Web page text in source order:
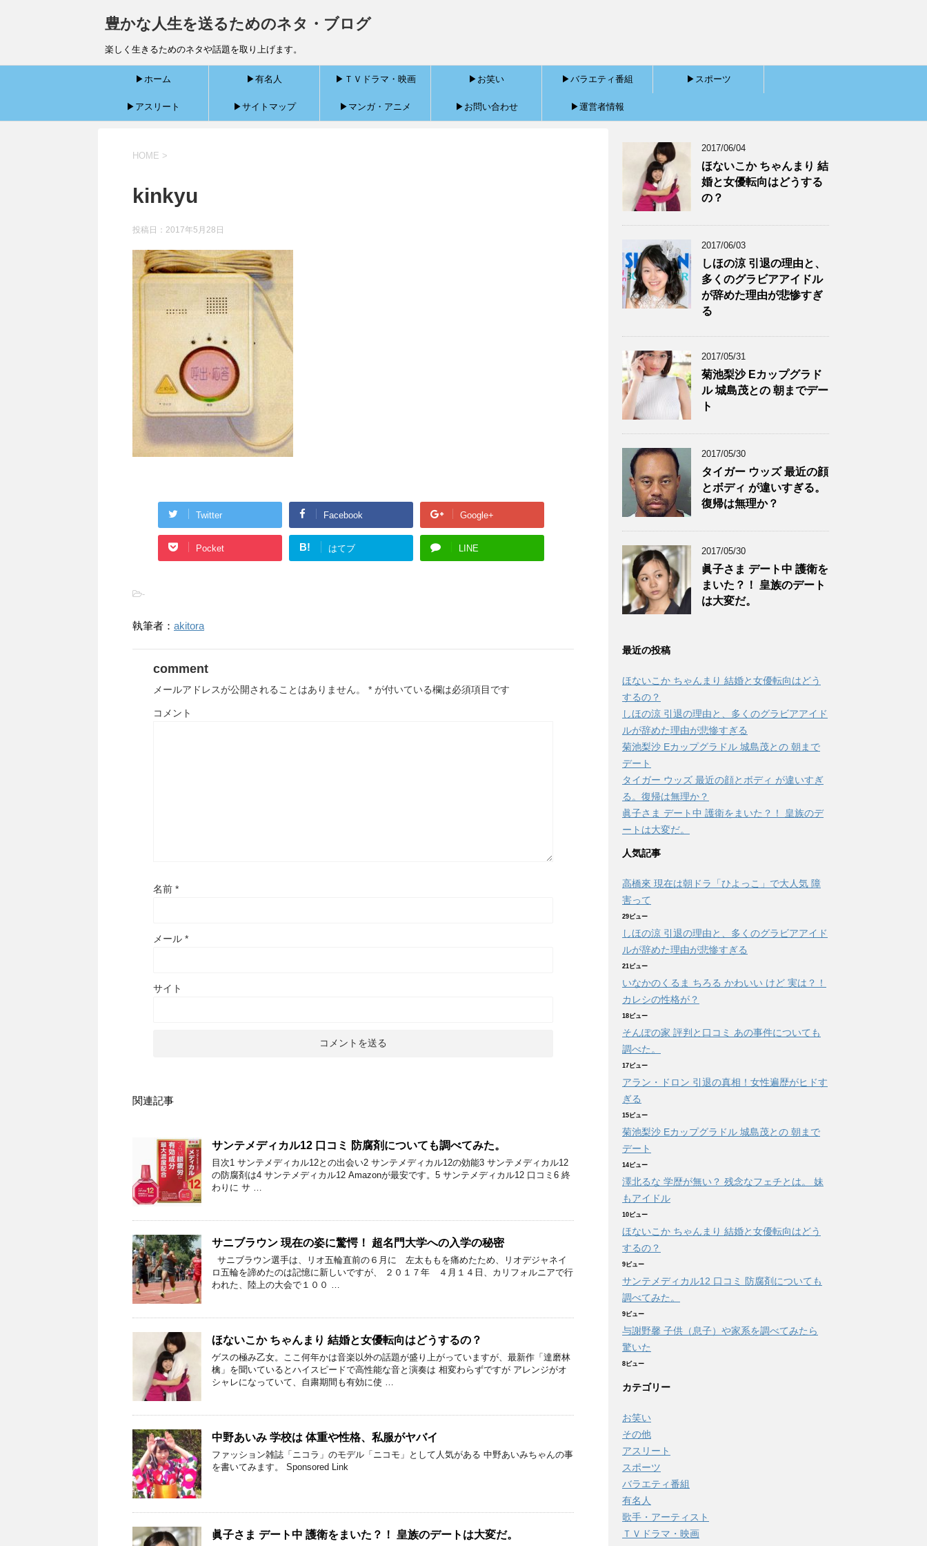
豊かな人生を送るためのネタ・ブログ
楽しく生きるためのネタや話題を取り上げます。
▶ホーム ▶有名人 ▶ＴＶドラマ・映画 ▶お笑い ▶バラエティ番組 ▶スポーツ
▶アスリート ▶サイトマップ ▶マンガ・アニメ ▶お問い合わせ ▶運営者情報
HOME >
kinkyu
投稿日： 2017年5月28日
Twitter Facebook Google+
Pocket B! はてブ LINE
-
執筆者： akitora
comment
メールアドレスが公開されることはありません。 * が付いている欄は必須項目です
コメント
名前 *
メール *
サイト
関連記事
サンテメディカル12 口コミ 防腐剤についても調べてみた。
目次1 サンテメディカル12との出会い2 サンテメディカル12の効能3 サンテメディカル12
の防腐剤は4 サンテメディカル12 Amazonが最安です。5 サンテメディカル12 口コミ6 終
わりに サ …
サニブラウン 現在の姿に驚愕！ 超名門大学への入学の秘密
サニブラウン選手は、リオ五輪直前の６月に 左太ももを痛めたため、リオデジャネイ
ロ五輪を諦めたのは記憶に新しいですが、 ２０１７年 ４月１４日、カリフォルニアで行
われた、陸上の大会で１００ …
ほないこか ちゃんまり 結婚と女優転向はどうするの？
ゲスの極み乙女。ここ何年かは音楽以外の話題が盛り上がっていますが、最新作「達磨林
檎」を聞いているとハイスピードで高性能な音と演奏は 相変わらずですが アレンジがオ
シャレになっていて、自粛期間も有効に使 …
中野あいみ 学校は 体重や性格、私服がヤバイ
ファッション雑誌「ニコラ」のモデル「ニコモ」として人気がある 中野あいみちゃんの事
を書いてみます。 Sponsored Link
眞子さま デート中 護衛をまいた？！ 皇族のデートは大変だ。
2017/06/04
ほないこか ちゃんまり 結
婚と女優転向はどうする
の？
2017/06/03
しほの涼 引退の理由と、
多くのグラビアアイドル
が辞めた理由が悲惨すぎ
る
2017/05/31
菊池梨沙 Eカップグラド
ル 城島茂との 朝までデー
ト
2017/05/30
タイガー ウッズ 最近の顔
とボディ が違いすぎる。
復帰は無理か？
2017/05/30
眞子さま デート中 護衛を
まいた？！ 皇族のデート
は大変だ。
最近の投稿
ほないこか ちゃんまり 結婚と女優転向はどう
するの？
しほの涼 引退の理由と、多くのグラビアアイド
ルが辞めた理由が悲惨すぎる
菊池梨沙 Eカップグラドル 城島茂との 朝まで
デート
タイガー ウッズ 最近の顔とボディ が違いすぎ
る。復帰は無理か？
眞子さま デート中 護衛をまいた？！ 皇族のデ
ートは大変だ。
人気記事
高橋來 現在は朝ドラ「ひよっこ」で大人気 障
害って
29ビュー
しほの涼 引退の理由と、多くのグラビアアイド
ルが辞めた理由が悲惨すぎる
21ビュー
いなかのくるま ちろる かわいい けど 実は？！
カレシの性格が？
18ビュー
そんぽの家 評判と口コミ あの事件についても
調べた。
17ビュー
アラン・ドロン 引退の真相！女性遍歴がヒドす
ぎる
15ビュー
菊池梨沙 Eカップグラドル 城島茂との 朝まで
デート
14ビュー
澤北るな 学歴が無い？ 残念なフェチとは。 妹
もアイドル
10ビュー
ほないこか ちゃんまり 結婚と女優転向はどう
するの？
9ビュー
サンテメディカル12 口コミ 防腐剤についても
調べてみた。
9ビュー
与謝野馨 子供（息子）や家系を調べてみたら
驚いた
8ビュー
カテゴリー
お笑い
その他
アスリート
スポーツ
バラエティ番組
有名人
歌手・アーティスト
ＴＶドラマ・映画